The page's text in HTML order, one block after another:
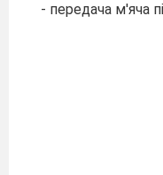
- передача м'яча